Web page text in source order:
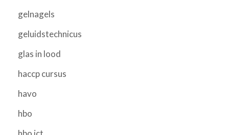
gelnagels
geluidstechnicus
glas in lood
haccp cursus
havo
hbo